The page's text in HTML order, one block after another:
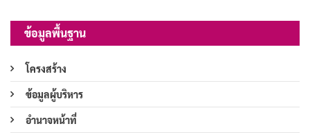
ข้อมูลพื้นฐาน
โครงสร้าง
ข้อมูลผู้บริหาร
อำนาจหน้าที่